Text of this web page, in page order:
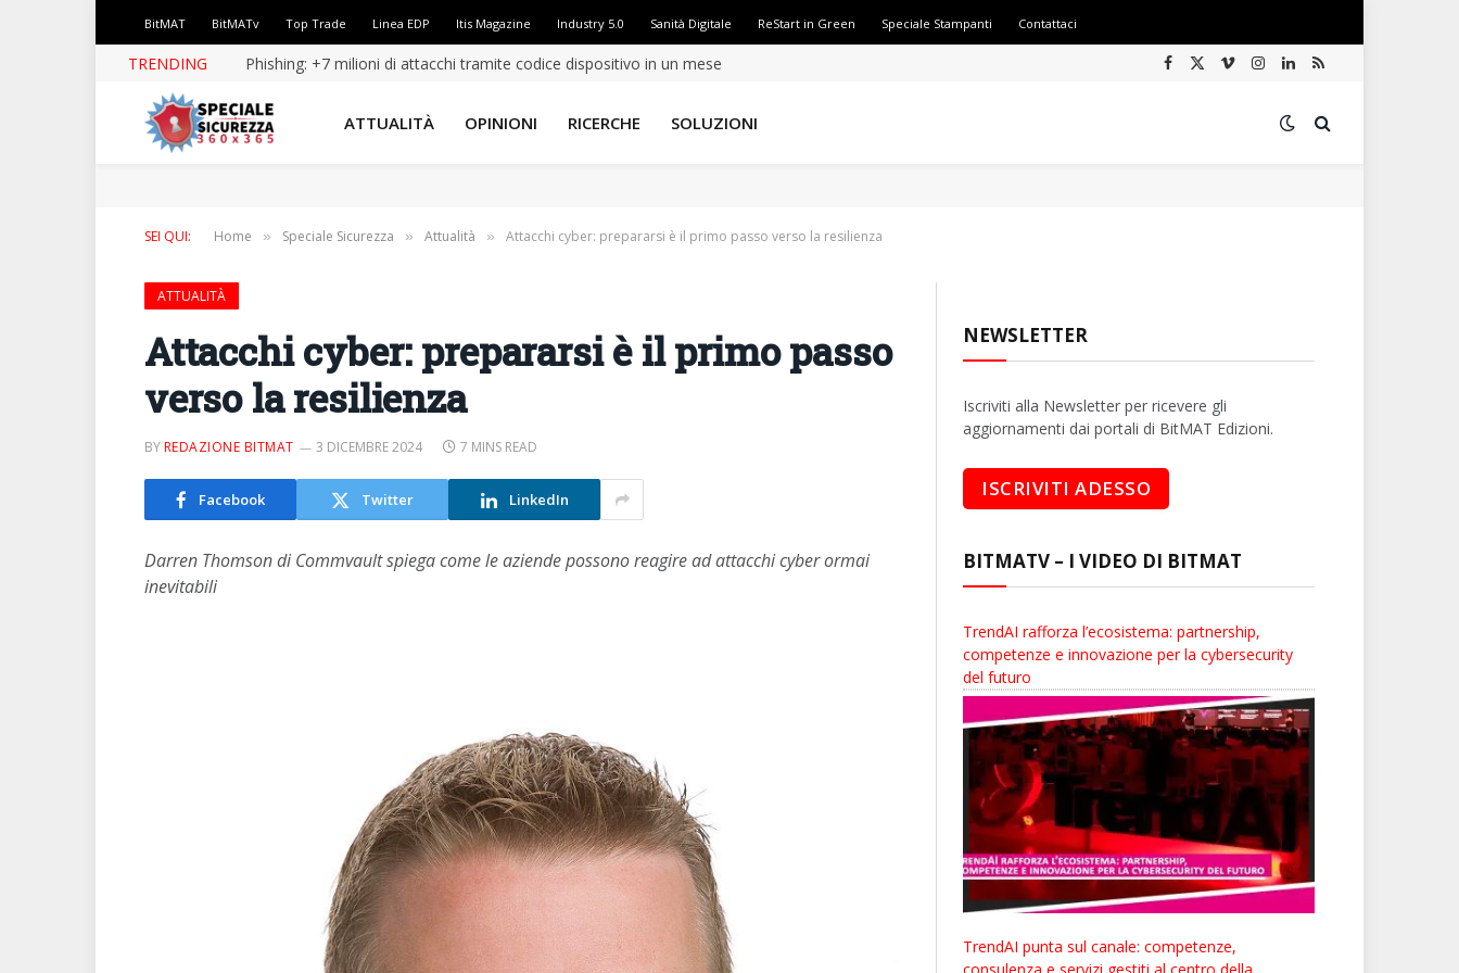
BitMAT BitMATv Top Trade Linea EDP Itis Magazine Industry 5.0 Sanità Digitale ReStart in Green Speciale Stampanti Contattaci
TRENDING Phishing: +7 milioni di attacchi tramite codice dispositivo in un mese Facebook
X
VimeoInstagram
LinkedIn
RSS
ATTUALITÀ OPINIONI RICERCHE SOLUZIONI
SEI QUI: Home » Speciale Sicurezza » Attualità » Attacchi cyber: prepararsi è il primo passo verso la resilienza
ATTUALITÀ
Attacchi cyber: prepararsi è il primo passo
verso la resilienza
BYREDAZIONE BITMAT 3 DICEMBRE 2024 7 MINS READ
Facebook Twitter LinkedIn
Darren Thomson di Commvault spiega come le aziende possono reagire ad attacchi cyber ormai
inevitabili
NEWSLETTER
Iscriviti alla Newsletter per ricevere gli
aggiornamenti dai portali di BitMAT Edizioni.
BITMATV – I VIDEO DI BITMAT
TrendAI rafforza l’ecosistema: partnership,
competenze e innovazione per la cybersecurity
del futuro
TrendAI punta sul canale: competenze,